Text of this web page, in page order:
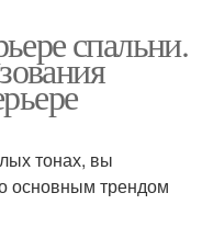
спальни.
тонах, вы
основным трендом